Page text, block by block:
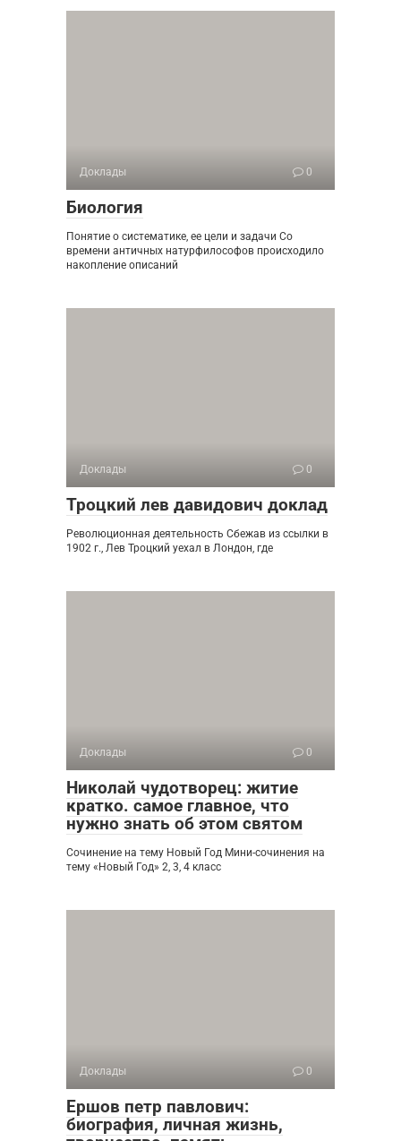
Доклады 0
Биология
Понятие о систематике, ее цели и задачи Со
времени античных натурфилософов происходило
накопление описаний
Доклады 0
Троцкий лев давидович доклад
Революционная деятельность Сбежав из ссылки в
1902 г., Лев Троцкий уехал в Лондон, где
Доклады 0
Николай чудотворец: житие
кратко. самое главное, что
нужно знать об этом святом
Сочинение на тему Новый Год Мини-сочинения на
тему «Новый Год» 2, 3, 4 класс
Доклады 0
Ершов петр павлович:
биография, личная жизнь,